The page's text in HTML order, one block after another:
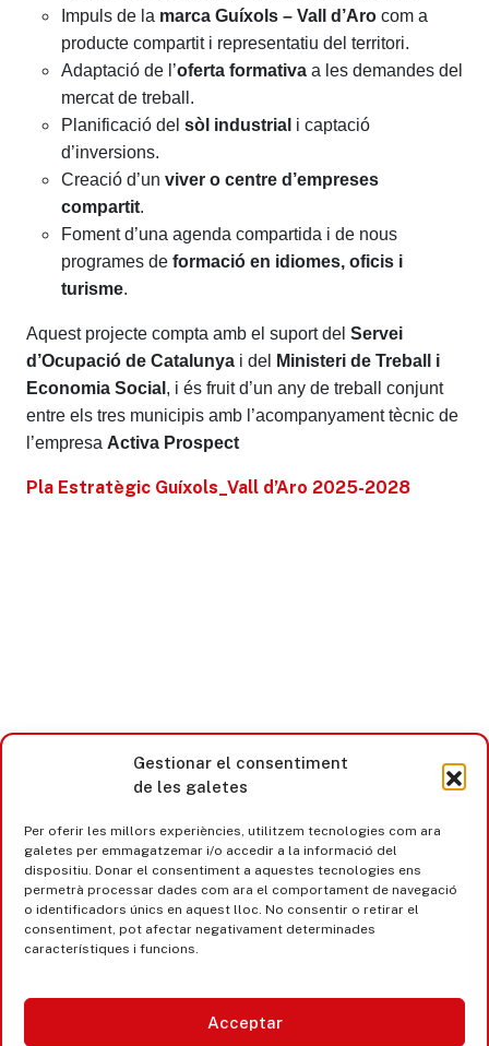
Gestionar el consentiment
de les galetes
Per oferir les millors experiències, utilitzem tecnologies com ara
galetes per emmagatzemar i/o accedir a la informació del
dispositiu. Donar el consentiment a aquestes tecnologies ens
permetrà processar dades com ara el comportament de navegació
o identificadors únics en aquest lloc. No consentir o retirar el
consentiment, pot afectar negativament determinades
característiques i funcions.
Acceptar
Impuls de la marca Guíxols – Vall d’Aro com a
producte compartit i representatiu del territori.
Adaptació de l’oferta formativa a les demandes del
mercat de treball.
Planificació del sòl industrial i captació
d’inversions.
Creació d’un viver o centre d’empreses
compartit.
Foment d’una agenda compartida i de nous
programes de formació en idiomes, oficis i
turisme.
Aquest projecte compta amb el suport del Servei
d’Ocupació de Catalunya i del
Ministeri de Treball i
Economia Social , i és fruit d’un any de treball conjunt
entre els tres municipis amb l’acompanyament tècnic de
l’empresa Activa Prospect
Pla Estratègic Guíxols_Vall d’Aro 2025-2028